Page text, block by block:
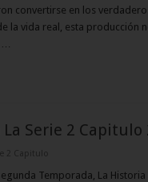
convertirse en los
la vida real, esta producción
…
La Serie 2 Capitulo
2 Capitulo
Temporada, La